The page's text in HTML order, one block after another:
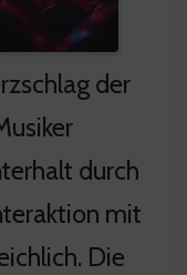
der
durch
mit
Die